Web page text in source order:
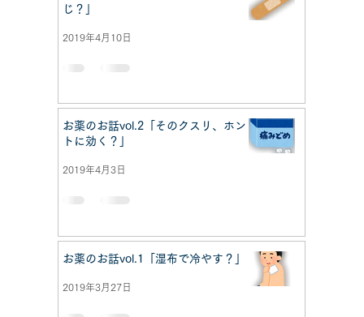
じ？」
2019年4月10日
お薬のお話vol.2「そのクスリ、ホン
トに効く？」
2019年4月3日
お薬のお話vol.1「湿布で冷やす？」
2019年3月27日